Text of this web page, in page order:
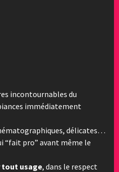
incontournables du
immédiatement
délicates…
“fait pro” avant même le
usage, dans le respect